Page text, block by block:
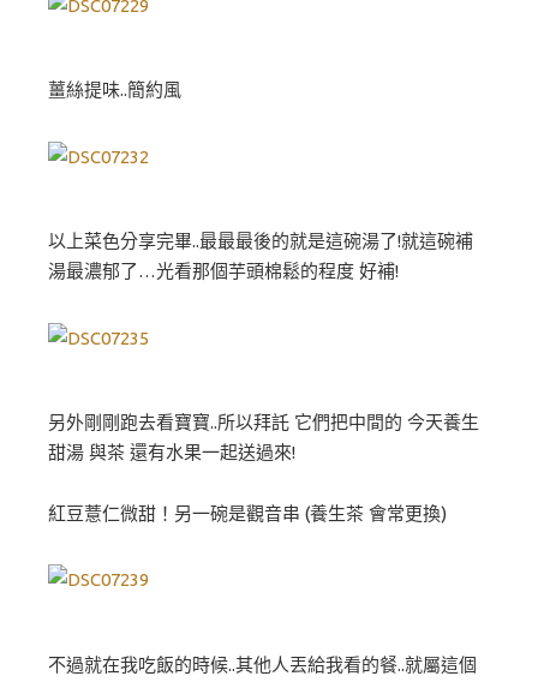
薑絲提味..簡約風
以上菜色分享完畢..最最最後的就是這碗湯了!就這碗補
湯最濃郁了…光看那個芋頭棉鬆的程度 好補!
另外剛剛跑去看寶寶..所以拜託 它們把中間的 今天養生
甜湯 與茶 還有水果一起送過來!
紅豆薏仁微甜！另一碗是觀音串 (養生茶 會常更換)
不過就在我吃飯的時候..其他人丟給我看的餐..就屬這個